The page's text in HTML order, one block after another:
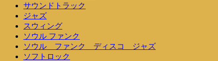
サウンドトラック
ジャズ
スウィング
ソウル ファンク
ソウル ファンク ディスコ ジャズ
ソフトロック